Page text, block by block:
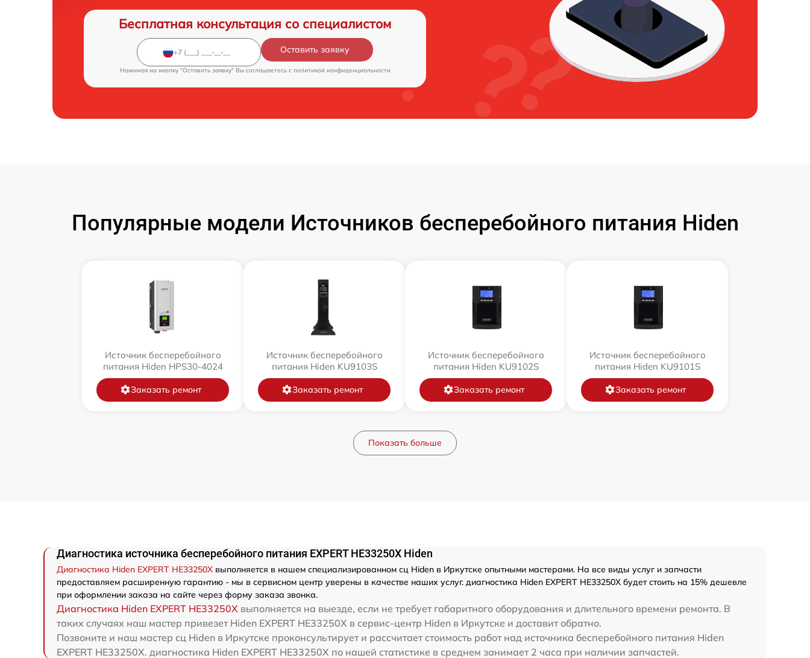
Бесплатная консультация со специалистом
Оставить заявку
Нажимая на кнопку "Оставить заявку" Вы соглашаетесь c политикой конфиденциальности
Популярные модели Источников бесперебойного питания Hiden
Источник бесперебойного
питания Hiden HPS30-4024
Заказать ремонт
Источник бесперебойного
питания Hiden KU9103S
Заказать ремонт
Источник бесперебойного
питания Hiden KU9102S
Заказать ремонт
Источник бесперебойного
питания Hiden KU9101S
Заказать ремонт
Показать больше
Диагностика источника бесперебойного питания EXPERT HE33250X Hiden
Диагностика Hiden EXPERT HE33250X выполняется в нашем специализированном сц Hiden в Иркутске опытными мастерами. На все виды услуг и запчасти
предоставляем расширенную гарантию - мы в сервисном центр уверены в качестве наших услуг. диагностика Hiden EXPERT HE33250X будет стоить на 15% дешевле
при оформлении заказа на сайте через форму заказа звонка.
Диагностика Hiden EXPERT HE33250X выполняется на выезде, если не требует габаритного оборудования и длительного времени ремонта. В
таких случаях наш мастер привезет Hiden EXPERT HE33250X в сервис-центр Hiden в Иркутске и доставит обратно.
Позвоните и наш мастер сц Hiden в Иркутске проконсультирует и рассчитает стоимость работ над источника бесперебойного питания Hiden
EXPERT HE33250X. диагностика Hiden EXPERT HE33250X по нашей статистике в среднем занимает 2 часа при наличии запчастей.